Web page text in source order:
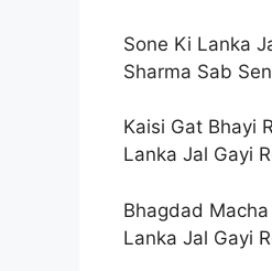
Sone Ki Lanka
Sharma Sab
Kaisi Gat Bhayi
Lanka Jal Gayi
Bhagdad Macha
Lanka Jal Gayi